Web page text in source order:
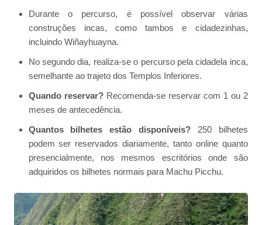
Durante o percurso, é possível observar várias
construções incas, como tambos e cidadezinhas,
incluindo Wiñayhuayna.
No segundo dia, realiza-se o percurso pela cidadela inca,
semelhante ao trajeto dos Templos Inferiores.
Quando reservar?Recomenda-se reservar com 1 ou 2
meses de antecedência.
Quantos bilhetes estão disponíveis? 250 bilhetes
podem ser reservados diariamente, tanto online quanto
presencialmente, nos mesmos escritórios onde são
adquiridos os bilhetes normais para Machu Picchu.